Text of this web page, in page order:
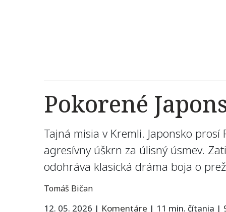
Pokorené
Tajná misia v Kremli. Japonsko
agresívny úškrn za úlisný úsmev.
odohráva klasická dráma boja o
Tomáš Bičan
12. 05. 2026 | Komentáre | 11 min. čítania |